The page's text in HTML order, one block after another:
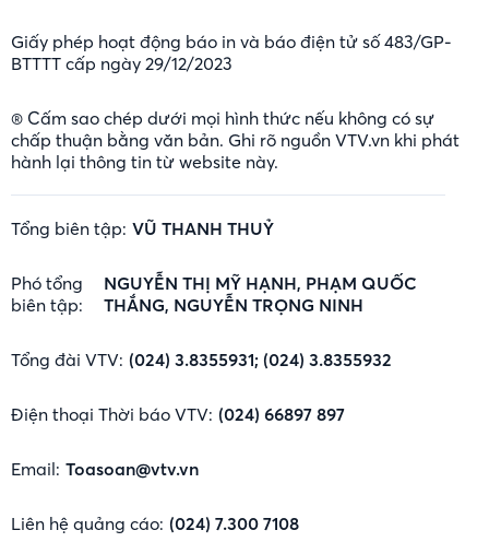
Giấy phép hoạt động báo in và báo điện tử số 483/GP-
BTTTT cấp ngày 29/12/2023
® Cấm sao chép dưới mọi hình thức nếu không có sự
chấp thuận bằng văn bản. Ghi rõ nguồn VTV.vn khi phát
hành lại thông tin từ website này.
Tổng biên tập: VŨ THANH THUỶ
Phó tổng
biên tập:
NGUYỄN THỊ MỸ HẠNH, PHẠM QUỐC
THẮNG, NGUYỄN TRỌNG NINH
Tổng đài VTV: (024) 3.8355931; (024) 3.8355932
Điện thoại Thời báo VTV: (024) 66897 897
Email: Toasoan@vtv.vn
Liên hệ quảng cáo: (024) 7.300 7108